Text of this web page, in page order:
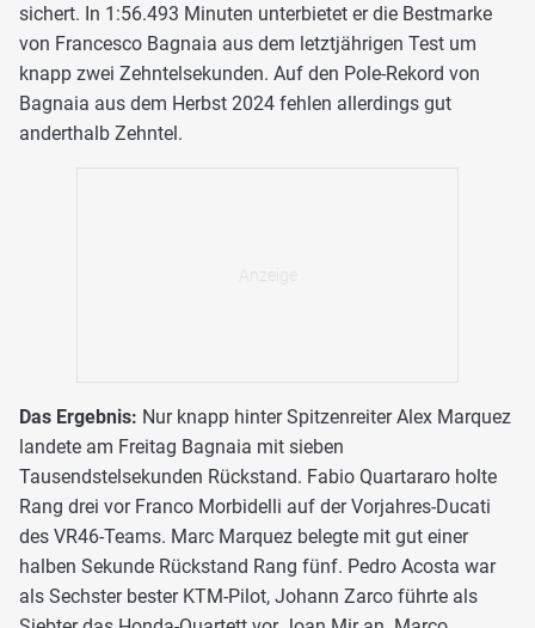
sichert. In 1:56.493 Minuten unterbietet er die Bestmarke
von Francesco Bagnaia aus dem letztjährigen Test um
knapp zwei Zehntelsekunden. Auf den Pole-Rekord von
Bagnaia aus dem Herbst 2024 fehlen allerdings gut
anderthalb Zehntel.
Das Ergebnis: Nur knapp hinter Spitzenreiter Alex Marquez
landete am Freitag Bagnaia mit sieben
Tausendstelsekunden Rückstand. Fabio Quartararo holte
Rang drei vor Franco Morbidelli auf der Vorjahres-Ducati
des VR46-Teams. Marc Marquez belegte mit gut einer
halben Sekunde Rückstand Rang fünf. Pedro Acosta war
als Sechster bester KTM-Pilot, Johann Zarco führte als